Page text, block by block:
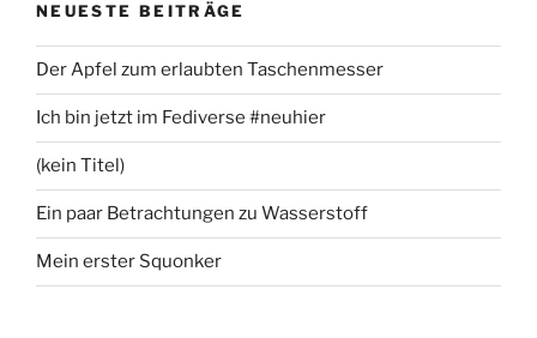
NEUESTE BEITRÄGE
Der Apfel zum erlaubten Taschenmesser
Ich bin jetzt im Fediverse #neuhier
(kein Titel)
Ein paar Betrachtungen zu Wasserstoff
Mein erster Squonker